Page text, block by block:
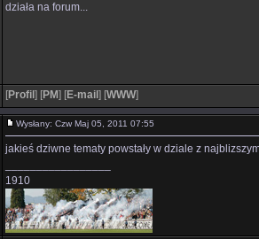
działa na forum...
[Profil ] [PM] [E-mail ] [WWW]
Wysłany: Czw Maj 05, 2011 07:55
jakieś dziwne tematy powstały w dziale z
1910